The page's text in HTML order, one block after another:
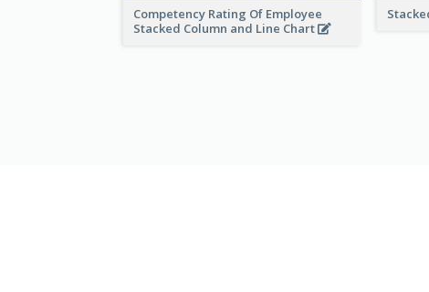
Competency Rating Of Employee
Stacked Column and Line Chart